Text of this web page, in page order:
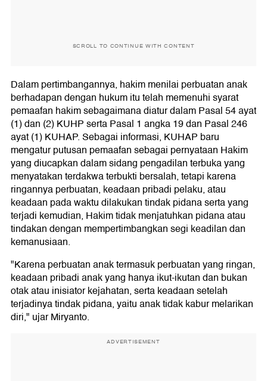
SCROLL TO CONTINUE WITH CONTENT
Dalam pertimbangannya, hakim menilai perbuatan anak
berhadapan dengan hukum itu telah memenuhi syarat
pemaafan hakim sebagaimana diatur dalam Pasal 54 ayat
(1) dan (2) KUHP serta Pasal 1 angka 19 dan Pasal 246
ayat (1) KUHAP. Sebagai informasi, KUHAP baru
mengatur putusan pemaafan sebagai pernyataan Hakim
yang diucapkan dalam sidang pengadilan terbuka yang
menyatakan terdakwa terbukti bersalah, tetapi karena
ringannya perbuatan, keadaan pribadi pelaku, atau
keadaan pada waktu dilakukan tindak pidana serta yang
terjadi kemudian, Hakim tidak menjatuhkan pidana atau
tindakan dengan mempertimbangkan segi keadilan dan
kemanusiaan.
"Karena perbuatan anak termasuk perbuatan yang ringan,
keadaan pribadi anak yang hanya ikut-ikutan dan bukan
otak atau inisiator kejahatan, serta keadaan setelah
terjadinya tindak pidana, yaitu anak tidak kabur melarikan
diri," ujar Miryanto.
ADVERTISEMENT